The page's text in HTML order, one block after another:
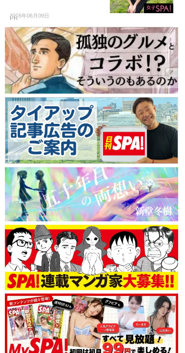
2026年06月09日
PR